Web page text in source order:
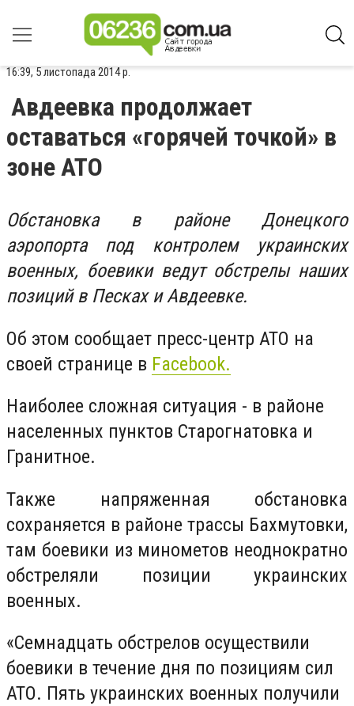
16:39, 5 листопада 2014 р.
Авдеевка продолжает
оставаться «горячей точкой» в
зоне АТО
Обстановка в районе Донецкого
аэропорта под контролем украинских
военных, боевики ведут обстрелы наших
позиций в Песках и Авдеевке.
Об этом сообщает пресс-центр АТО на
своей странице в Facebook.
Наиболее сложная ситуация - в районе
населенных пунктов Старогнатовка и
Гранитное.
Также напряженная обстановка
сохраняется в районе трассы Бахмутовки,
там боевики из минометов неоднократно
обстреляли позиции украинских
военных.
«Семнадцать обстрелов осуществили
боевики в течение дня по позициям сил
АТО. Пять украинских военных получили